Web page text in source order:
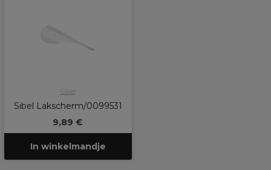
Sibel
Sibel Lakscherm/0099531
9,89 €
In winkelmandje